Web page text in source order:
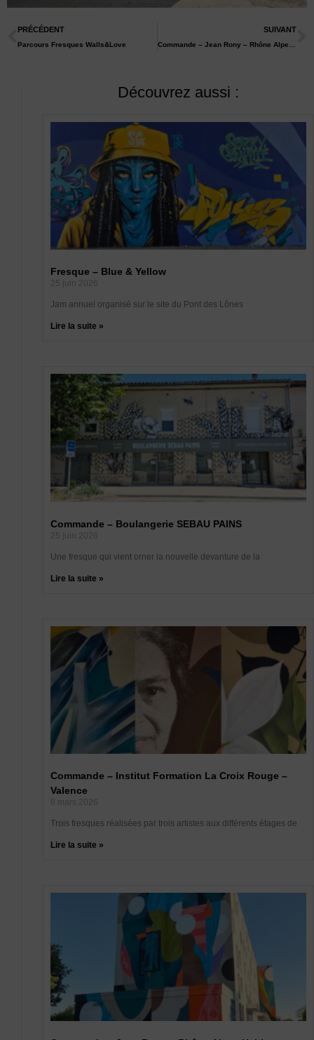
PRÉCÉDENT
Parcours Fresques Walls&Love
SUIVANT
Découvrez aussi :
Fresque – Blue & Yellow
25 juin 2026
Jam annuel organisé sur le site du Pont des Lônes
Lire la suite »
Commande – Boulangerie SEBAU PAINS
25 juin 2026
Une fresque qui vient orner la nouvelle devanture de la
Lire la suite »
Commande – Institut Formation La Croix Rouge –
Valence
8 mars 2026
Trois fresques réalisées par trois artistes aux différents étages de
Lire la suite »